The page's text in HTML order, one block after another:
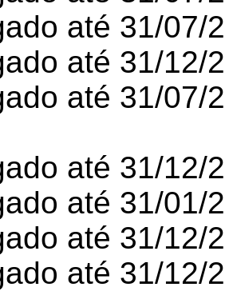
até 31/
até 31/
até 31/07/
até 31/
até 31/
até 31/12/
até 31/12/